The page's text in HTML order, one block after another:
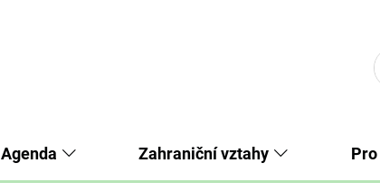
Agenda Zahraniční vztahy